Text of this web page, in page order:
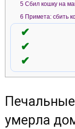
5 Сбил кошку на
6 Примета: сбить
умерла